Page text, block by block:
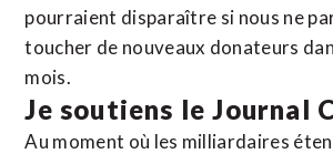
pourraient disparaître si nous ne
toucher de nouveaux donateurs
mois.
Je soutiens le Journal
Au moment où les milliardaires